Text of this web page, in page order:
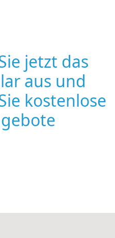
jetzt das
aus und
kostenlose